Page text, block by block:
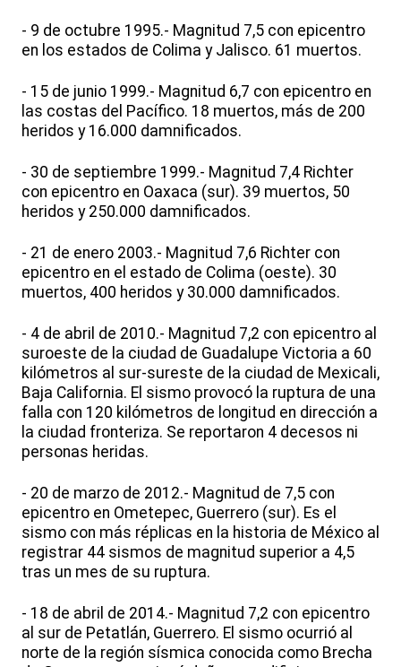
- 9 de octubre 1995.- Magnitud 7,5 con epicentro
en los estados de Colima y Jalisco. 61 muertos.
- 15 de junio 1999.- Magnitud 6,7 con epicentro en
las costas del Pacífico. 18 muertos, más de 200
heridos y 16.000 damnificados.
- 30 de septiembre 1999.- Magnitud 7,4 Richter
con epicentro en Oaxaca (sur). 39 muertos, 50
heridos y 250.000 damnificados.
- 21 de enero 2003.- Magnitud 7,6 Richter con
epicentro en el estado de Colima (oeste). 30
muertos, 400 heridos y 30.000 damnificados.
- 4 de abril de 2010.- Magnitud 7,2 con epicentro al
suroeste de la ciudad de Guadalupe Victoria a 60
kilómetros al sur-sureste de la ciudad de Mexicali,
Baja California. El sismo provocó la ruptura de una
falla con 120 kilómetros de longitud en dirección a
la ciudad fronteriza. Se reportaron 4 decesos ni
personas heridas.
- 20 de marzo de 2012.- Magnitud de 7,5 con
epicentro en Ometepec, Guerrero (sur). Es el
sismo con más réplicas en la historia de México al
registrar 44 sismos de magnitud superior a 4,5
tras un mes de su ruptura.
- 18 de abril de 2014.- Magnitud 7,2 con epicentro
al sur de Petatlán, Guerrero. El sismo ocurrió al
norte de la región sísmica conocida como Brecha